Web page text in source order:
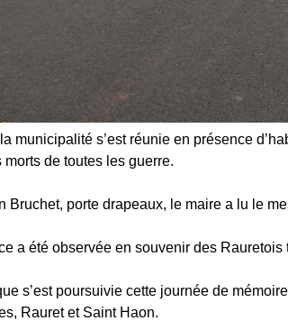
municipalité s’est réunie en présence
de toutes les guerre.
Bruchet, porte drapeaux, le maire a lu le
a été observée en souvenir des Rauretois
s’est poursuivie cette journée de
Rauret et Saint Haon.